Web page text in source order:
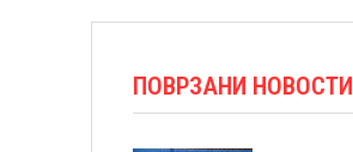
ПОВРЗАНИ НОВОСТИ